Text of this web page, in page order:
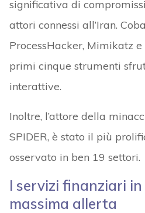
significativa di
attori connessi all’Iran.
ProcessHacker, Mimikatz
primi cinque strumenti
interattive.
Inoltre, l’attore della
SPIDER, è stato il più
osservato in ben 19 settori.
I servizi finanziari
massima allerta